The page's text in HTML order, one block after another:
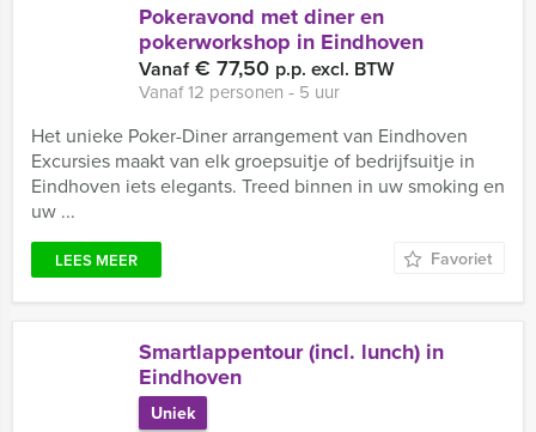
Pokeravond met diner en
pokerworkshop in Eindhoven
Vanaf€ 77,50 p.p. excl. BTW
Vanaf 12 personen ‐ 5 uur
Het unieke Poker-Diner arrangement van Eindhoven
Excursies maakt van elk groepsuitje of bedrijfsuitje in
Eindhoven iets elegants. Treed binnen in uw smoking en
uw ...
LEES MEER Favoriet
Smartlappentour (incl. lunch) in
Eindhoven
Uniek